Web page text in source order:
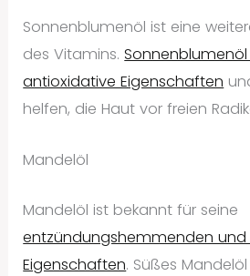
Sonnenblumenöl ist eine
des Vitamins.
antioxidative Eigenschaften
helfen, die Haut vor freien
Mandelöl
Mandelöl ist bekannt für seine
entzündungshemmenden
Eigenschaften. Süßes